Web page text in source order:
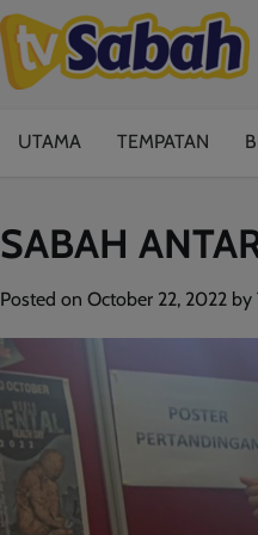
Skip
to
content
UTAMA TEMPATAN
SABAH
Posted on October 22, 2022 by